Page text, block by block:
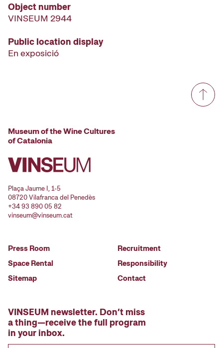
Object number
VINSEUM 2944
Public location display
En exposició
Museum of the Wine Cultures
of Catalonia
Plaça Jaume I, 1-5
08720 Vilafranca del Penedès
+34 93 890 05 82
vinseum@vinseum.cat
Press Room
Space Rental
Sitemap
Recruitment
Responsibility
Contact
VINSEUM newsletter. Don’t miss
a thing—receive the full program
in your inbox.